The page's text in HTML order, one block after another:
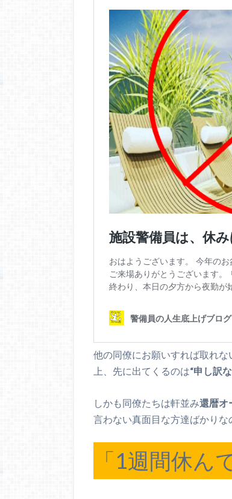
他の同僚にお願いすれば取れ
上、先に出てくるのは“申し訳
しかも同僚たちは軒並み還暦オ
言わない真面目な方達ばかり
「1週間休ん